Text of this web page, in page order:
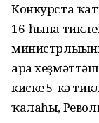
Конкурста
16-һына
ара
киске 5-кә
ҡалаһы,